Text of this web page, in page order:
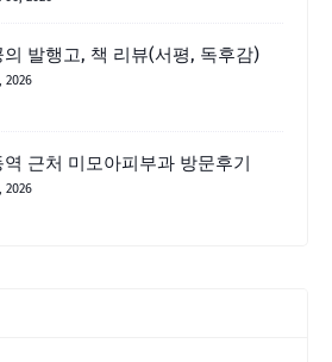
의 발행고, 책 리뷰(서평, 독후감)
2026
역 근처 미모아피부과 방문후기
2026